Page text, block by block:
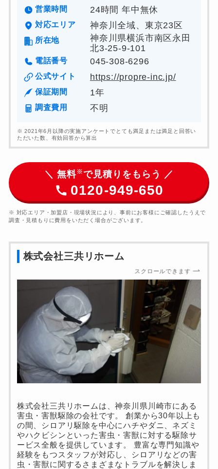
営業時間 24時間 年中無休
対応エリア 神奈川全域、東京23区
所在地
神奈川県横浜市南区永田
北3-25-9-101
電話番号 045-308-6296
公式サイト https://propre-inc.jp/
保証期間 1年
調査費用 不明
※ 2021年6月以降の実施アンケートでとても満足または満足と回答い
ただいた数、有効回答から算出
＼ 無料※で見積りをもらう ／
0120-949-650
※ 対応エリア・加盟店・現場状況により、事前にお客様にご確認したうえで
調査・見積もりに費用をいただく場合がございます。
株式会社三共リホーム
スクロールできます
株式会社三共リホームは、神奈川県川崎市にある
害虫・害獣駆除の会社です。 創業から30年以上も
の間、シロアリ駆除を中心にハチやダニ、ネズミ
やハクビシンといった害虫・害獣に対する駆除サ
ービス全般を提供しています。 豊富な専門知識や
経験をもつスタッフが対応し、シロアリなどの害
虫・害獣に関するさまざまなトラブルを解決しま